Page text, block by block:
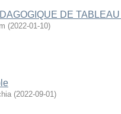
DE
(2022-01-10)
(2022-09-01)